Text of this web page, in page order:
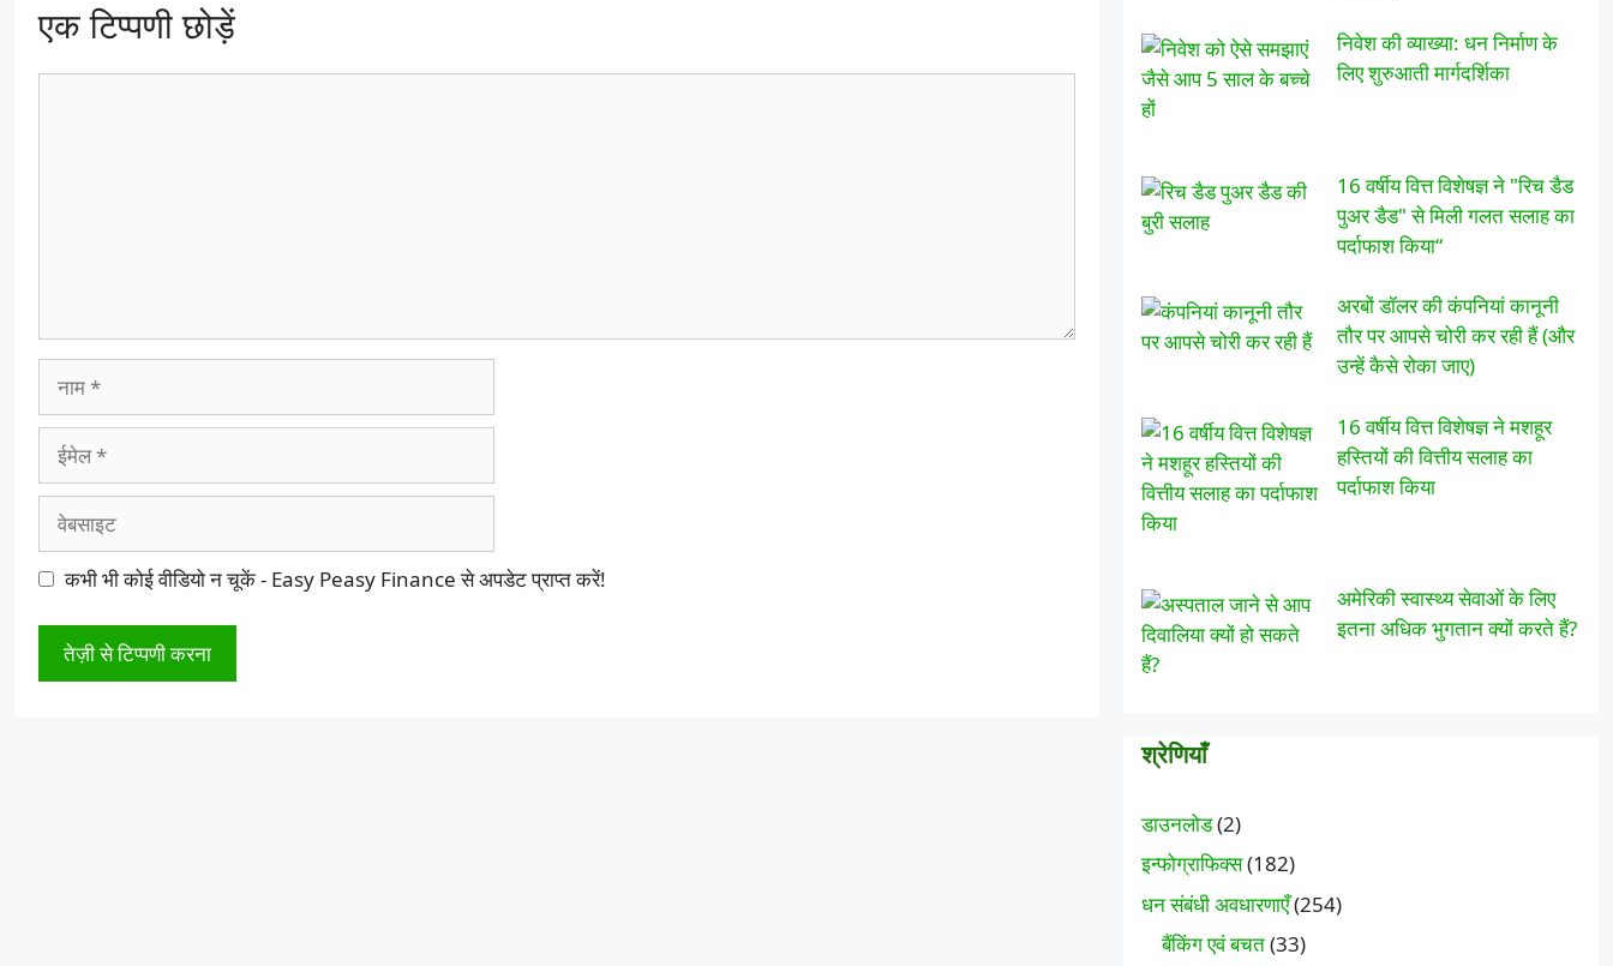
एक टिप्पणी छोड़ें
ईमेल
वेबसाइट
कभी भी कोई वीडियो न चूकें - Easy Peasy Finance से अपडेट प्राप्त करें!
निवेश की व्याख्या: धन निर्माण के
लिए शुरुआती मार्गदर्शिका
16 वर्षीय वित्त विशेषज्ञ ने "रिच डैड
पुअर डैड" से मिली गलत सलाह का
पर्दाफाश किया“
अरबों डॉलर की कंपनियां कानूनी
तौर पर आपसे चोरी कर रही हैं (और
उन्हें कैसे रोका जाए)
16 वर्षीय वित्त विशेषज्ञ ने मशहूर
हस्तियों की वित्तीय सलाह का
पर्दाफाश किया
अमेरिकी स्वास्थ्य सेवाओं के लिए
इतना अधिक भुगतान क्यों करते हैं?
श्रेणियाँ
डाउनलोड(2)
इन्फोग्राफिक्स(182)
धन संबंधी अवधारणाएँ(254)
बैंकिंग एवं बचत(33)